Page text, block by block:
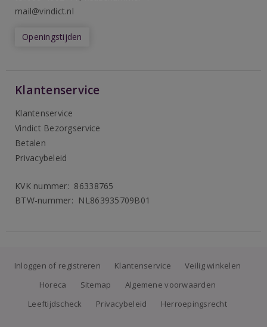
mail@vindict.nl
Openingstijden
Klantenservice
Klantenservice
Vindict Bezorgservice
Betalen
Privacybeleid
KVK nummer: 86338765
BTW-nummer: NL863935709B01
Inloggen of registreren Klantenservice
Veilig winkelen
Horeca
Sitemap
Algemene voorwaarden
Leeftijdscheck
Privacybeleid Herroepingsrecht